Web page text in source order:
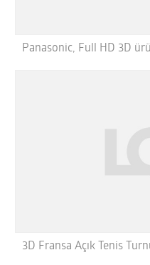
Panasonic, Full HD 3D
3D Fransa Açık Tenis